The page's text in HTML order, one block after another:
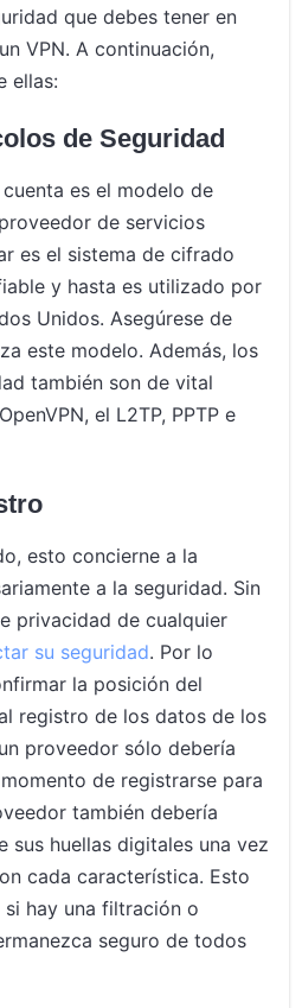
que debes tener en
VPN. A continuación,
ellas:
de Seguridad
es el modelo de
de servicios
es el sistema de cifrado
y hasta es utilizado por
Unidos. Asegúrese de
este modelo. Además, los
también son de vital
el L2TP, PPTP e
esto concierne a la
a la seguridad. Sin
privacidad de cualquier
su seguridad. Por lo
la posición del
registro de los datos de los
proveedor sólo debería
de registrarse para
también debería
sus huellas digitales una vez
cada característica. Esto
hay una filtración o
seguro de todos